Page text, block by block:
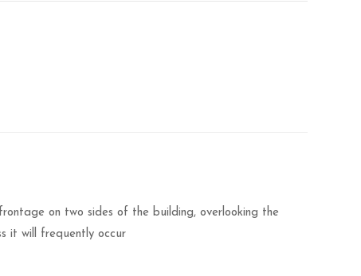
on two sides of the building, overlooking the
it will frequently occur